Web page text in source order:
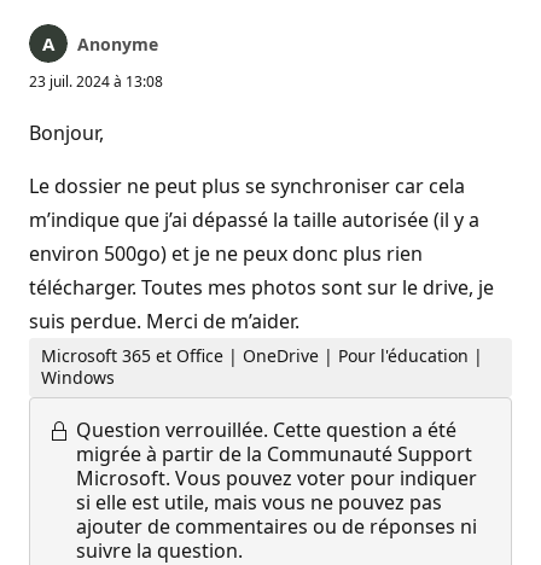
Anonyme
23 juil. 2024 à 13:08
Bonjour,
Le dossier ne peut plus se synchroniser car cela
m’indique que j’ai dépassé la taille autorisée (il y a
environ 500go) et je ne peux donc plus rien
télécharger. Toutes mes photos sont sur le drive, je
suis perdue. Merci de m’aider.
Microsoft 365 et Office | OneDrive | Pour l'éducation |
Windows
Question verrouillée. Cette question a été
migrée à partir de la Communauté Support
Microsoft. Vous pouvez voter pour indiquer
si elle est utile, mais vous ne pouvez pas
ajouter de commentaires ou de réponses ni
suivre la question.